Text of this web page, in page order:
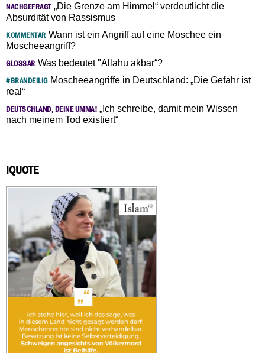
NACHGEFRAGT„Die Grenze am Himmel“ verdeutlicht die
Absurdität von Rassismus
KOMMENTAR Wann ist ein Angriff auf eine Moschee ein
Moscheeangriff?
GLOSSAR Was bedeutet "Allahu akbar“?
#BRANDEILIGMoscheeangriffe in Deutschland: „Die Gefahr ist
real“
DEUTSCHLAND, DEINE UMMA! „Ich schreibe, damit mein Wissen
nach meinem Tod existiert“
IQUOTE